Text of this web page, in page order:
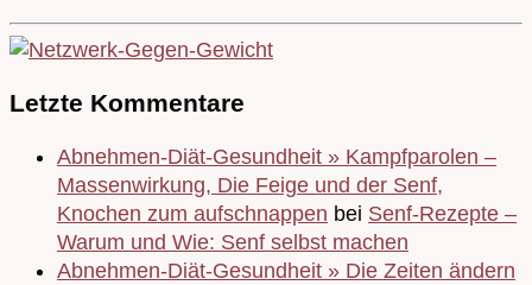
Letzte Kommentare
Abnehmen-Diät-Gesundheit » Kampfparolen –
Massenwirkung, Die Feige und der Senf,
Knochen zum aufschnappen bei Senf-Rezepte –
Warum und Wie: Senf selbst machen
Abnehmen-Diät-Gesundheit » Die Zeiten ändern